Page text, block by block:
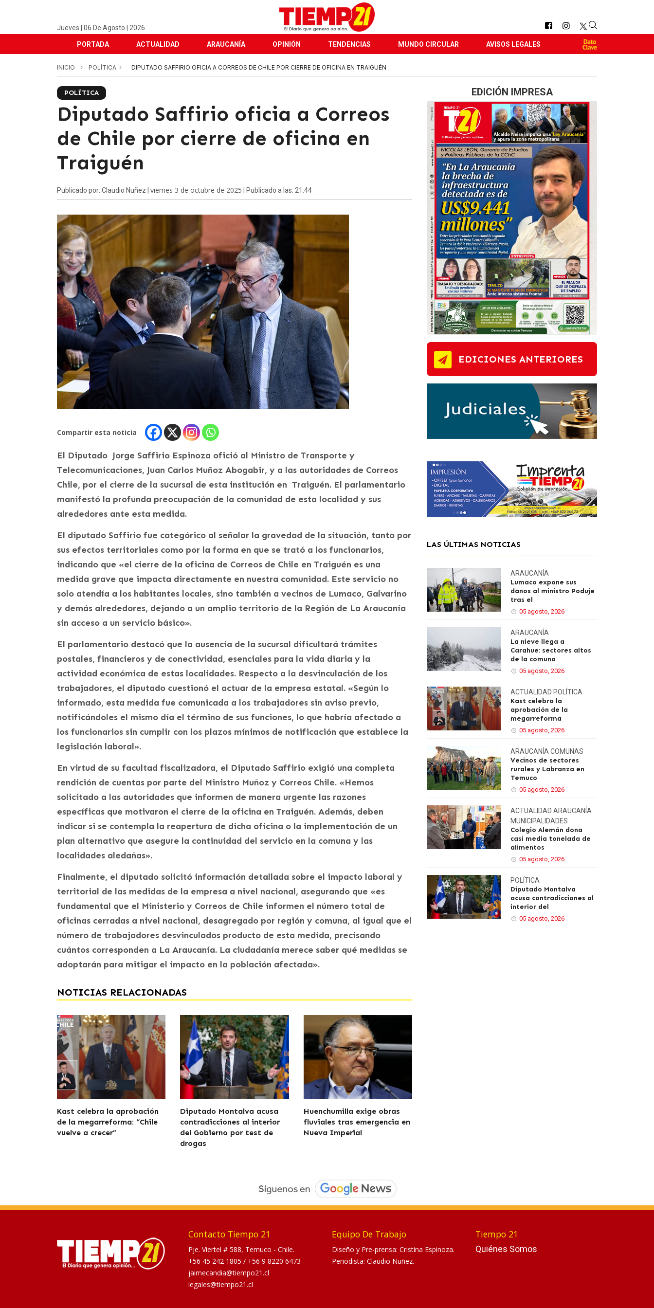
Jueves | 06 De Agosto | 2026
PORTADA ACTUALIDAD ARAUCANÍA OPINIÓN TENDENCIAS MUNDO CIRCULAR AVISOS LEGALES
INICIO POLÍTICA DIPUTADO SAFFIRIO OFICIA A CORREOS DE CHILE POR CIERRE DE OFICINA EN TRAIGUÉN
POLÍTICA
Diputado Saffirio oficia a Correos
de Chile por cierre de oficina en
Traiguén
Publicado por: Claudio Nuñez | viernes 3 de octubre de 2025 | Publicado a las: 21:44
Compartir esta noticia
El Diputado Jorge Saffirio Espinoza ofició al Ministro de Transporte y
Telecomunicaciones, Juan Carlos Muñoz Abogabir, y a las autoridades de Correos
Chile, por el cierre de la sucursal de esta institución en Traiguén. El parlamentario
manifestó la profunda preocupación de la comunidad de esta localidad y sus
alrededores ante esta medida.
El diputado Saffirio fue categórico al señalar la gravedad de la situación, tanto por
sus efectos territoriales como por la forma en que se trató a los funcionarios,
indicando que «el cierre de la oficina de Correos de Chile en Traiguén es una
medida grave que impacta directamente en nuestra comunidad. Este servicio no
solo atendía a los habitantes locales, sino también a vecinos de Lumaco, Galvarino
y demás alrededores, dejando a un amplio territorio de la Región de La Araucanía
sin acceso a un servicio básico».
El parlamentario destacó que la ausencia de la sucursal dificultará trámites
postales, financieros y de conectividad, esenciales para la vida diaria y la
actividad económica de estas localidades. Respecto a la desvinculación de los
trabajadores, el diputado cuestionó el actuar de la empresa estatal. «Según lo
informado, esta medida fue comunicada a los trabajadores sin aviso previo,
notificándoles el mismo día el término de sus funciones, lo que habría afectado a
los funcionarios sin cumplir con los plazos mínimos de notificación que establece la
legislación laboral».
En virtud de su facultad fiscalizadora, el Diputado Saffirio exigió una completa
rendición de cuentas por parte del Ministro Muñoz y Correos Chile. «Hemos
solicitado a las autoridades que informen de manera urgente las razones
específicas que motivaron el cierre de la oficina en Traiguén. Además, deben
indicar si se contempla la reapertura de dicha oficina o la implementación de un
plan alternativo que asegure la continuidad del servicio en la comuna y las
localidades aledañas».
Finalmente, el diputado solicitó información detallada sobre el impacto laboral y
territorial de las medidas de la empresa a nivel nacional, asegurando que «es
fundamental que el Ministerio y Correos de Chile informen el número total de
oficinas cerradas a nivel nacional, desagregado por región y comuna, al igual que el
número de trabajadores desvinculados producto de esta medida, precisando
cuántos corresponden a La Araucanía. La ciudadanía merece saber qué medidas se
adoptarán para mitigar el impacto en la población afectada».
NOTICIAS RELACIONADAS
Kast celebra la aprobación
de la megarreforma: “Chile
vuelve a crecer”
Diputado Montalva acusa
contradicciones al interior
del Gobierno por test de
drogas
Huenchumilla exige obras
fluviales tras emergencia en
Nueva Imperial
EDICIÓN IMPRESA
EDICIONES ANTERIORES
LAS ÚLTIMAS NOTICIAS
ARAUCANÍA
Lumaco expone sus
daños al ministro Poduje
tras el
05 agosto, 2026
ARAUCANÍA
La nieve llega a
Carahue: sectores altos
de la comuna
05 agosto, 2026
ACTUALIDAD POLÍTICA
Kast celebra la
aprobación de la
megarreforma
05 agosto, 2026
ARAUCANÍA COMUNAS
Vecinos de sectores
rurales y Labranza en
Temuco
05 agosto, 2026
ACTUALIDAD ARAUCANÍA
MUNICIPALIDADES
Colegio Alemán dona
casi media tonelada de
alimentos
05 agosto, 2026
POLÍTICA
Diputado Montalva
acusa contradicciones al
interior del
05 agosto, 2026
Contacto Tiempo 21
Pje. Viertel # 588, Temuco - Chile.
+56 45 242 1805 / +56 9 8220 6473
jaimecandia@tiempo21.cl
legales@tiempo21.cl
Equipo De Trabajo
Diseño y Pre-prensa: Cristina Espinoza.
Periodista: Claudio Nuñez.
Tiempo 21
Quiénes Somos